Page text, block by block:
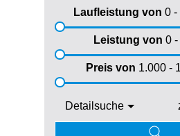
Laufleistung von 0 -
Leistung von 0
Preis von 1.000 -
Detailsuche